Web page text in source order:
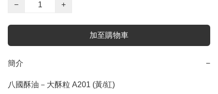
−
+
加至購物車
簡介 −
八國酥油－大酥粒 A201 (黃/紅)